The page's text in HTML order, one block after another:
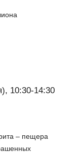
10:30-14:30
– пещера